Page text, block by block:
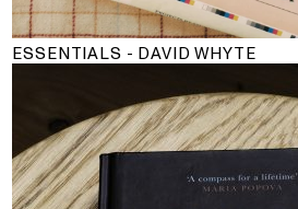
ESSENTIALS - DAVID WHYTE